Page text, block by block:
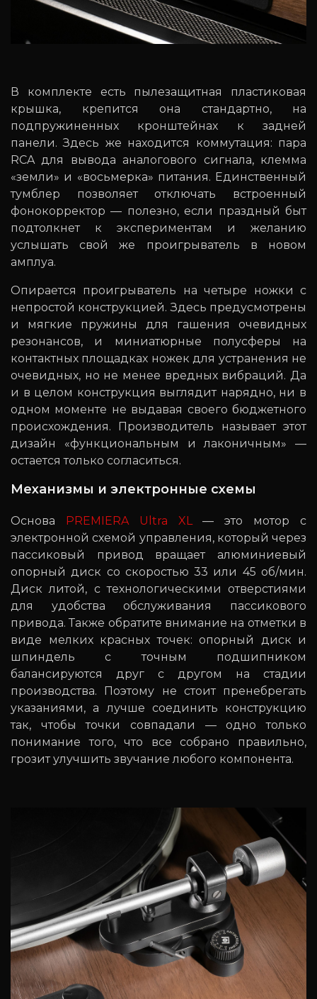
В комплекте есть пылезащитная пластиковая
крышка, крепится она стандартно, на
подпружиненных кронштейнах к задней
панели. Здесь же находится коммутация: пара
RCA для вывода аналогового сигнала, клемма
«земли» и «восьмерка» питания. Единственный
тумблер позволяет отключать встроенный
фонокорректор — полезно, если праздный быт
подтолкнет к экспериментам и желанию
услышать свой же проигрыватель в новом
амплуа.
Опирается проигрыватель на четыре ножки с
непростой конструкцией. Здесь предусмотрены
и мягкие пружины для гашения очевидных
резонансов, и миниатюрные полусферы на
контактных площадках ножек для устранения не
очевидных, но не менее вредных вибраций. Да
и в целом конструкция выглядит нарядно, ни в
одном моменте не выдавая своего бюджетного
происхождения. Производитель называет этот
дизайн «функциональным и лаконичным» —
остается только согласиться.
Механизмы и электронные схемы
Основа PREMIERA Ultra XL— это мотор с
электронной схемой управления, который через
пассиковый привод вращает алюминиевый
опорный диск со скоростью 33 или 45 об/мин.
Диск литой, с технологическими отверстиями
для удобства обслуживания пассикового
привода. Также обратите внимание на отметки в
виде мелких красных точек: опорный диск и
шпиндель с точным подшипником
балансируются друг с другом на стадии
производства. Поэтому не стоит пренебрегать
указаниями, а лучше соединить конструкцию
так, чтобы точки совпадали — одно только
понимание того, что все собрано правильно,
грозит улучшить звучание любого компонента.